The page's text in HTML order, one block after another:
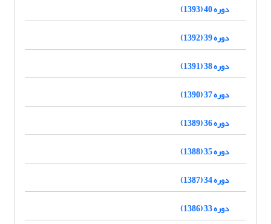
دوره 40 (1393)
دوره 39 (1392)
دوره 38 (1391)
دوره 37 (1390)
دوره 36 (1389)
دوره 35 (1388)
دوره 34 (1387)
دوره 33 (1386)